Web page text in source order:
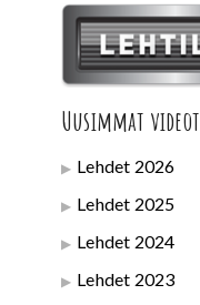
Uusimmat videot
Lehdet 2026
Lehdet 2025
Lehdet 2024
Lehdet 2023